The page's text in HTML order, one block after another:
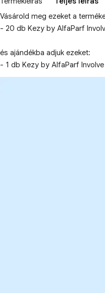
Vásárold meg ezeket a
- 20 db Kezy by AlfaParf
és ajándékba adjuk ezeket:
- 1 db Kezy by AlfaParf Involve